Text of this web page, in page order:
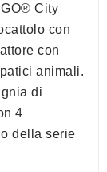
City
con
con
animali.
di
4
della serie